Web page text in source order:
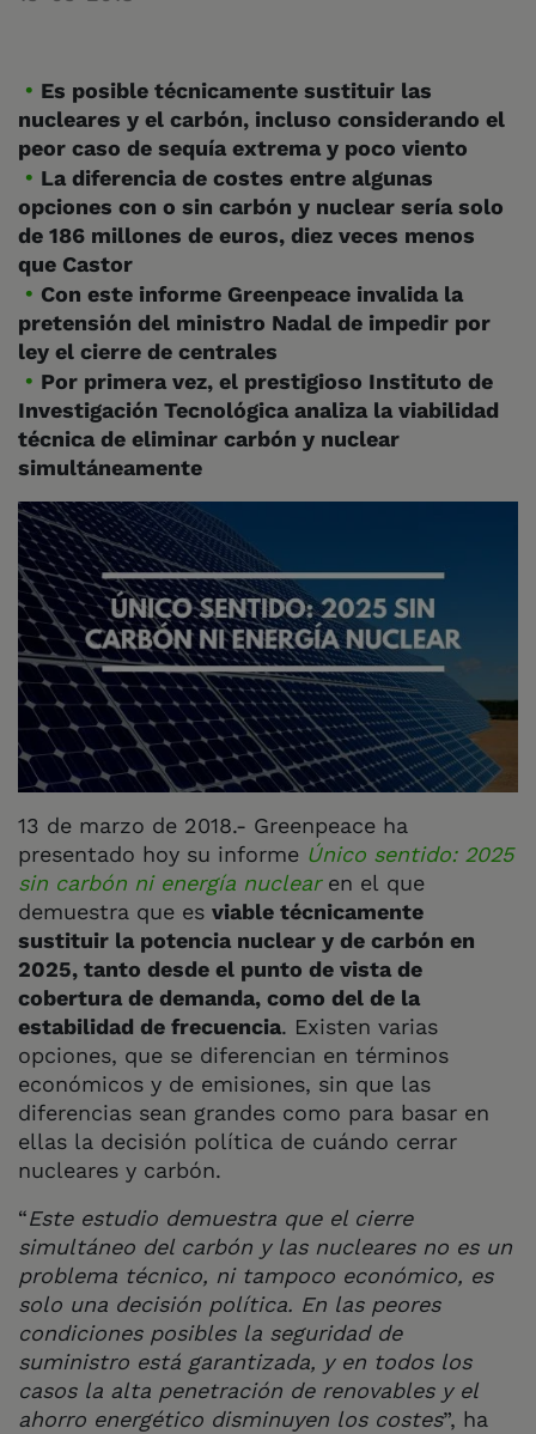
Es posible técnicamente sustituir las
nucleares y el carbón, incluso considerando el
peor caso de sequía extrema y poco viento
La diferencia de costes entre algunas
opciones con o sin carbón y nuclear sería solo
de 186 millones de euros, diez veces menos
que Castor
Con este informe Greenpeace invalida la
pretensión del ministro Nadal de impedir por
ley el cierre de centrales
Por primera vez, el prestigioso Instituto de
Investigación Tecnológica analiza la viabilidad
técnica de eliminar carbón y nuclear
simultáneamente
13 de marzo de 2018.- Greenpeace ha
presentado hoy su informe Único sentido: 2025
sin carbón ni energía nuclear en el que
demuestra que es viable técnicamente
sustituir la potencia nuclear y de carbón en
2025, tanto desde el punto de vista de
cobertura de demanda, como del de la
estabilidad de frecuencia. Existen varias
opciones, que se diferencian en términos
económicos y de emisiones, sin que las
diferencias sean grandes como para basar en
ellas la decisión política de cuándo cerrar
nucleares y carbón.
“Este estudio demuestra que el cierre
simultáneo del carbón y las nucleares no es un
problema técnico, ni tampoco económico, es
solo una decisión política. En las peores
condiciones posibles la seguridad de
suministro está garantizada, y en todos los
casos la alta penetración de renovables y el
ahorro energético disminuyen los costes”, ha